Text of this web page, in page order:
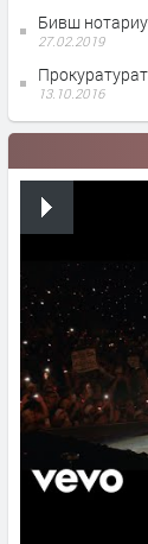
Бивш
27.02.2019
13.10.2016